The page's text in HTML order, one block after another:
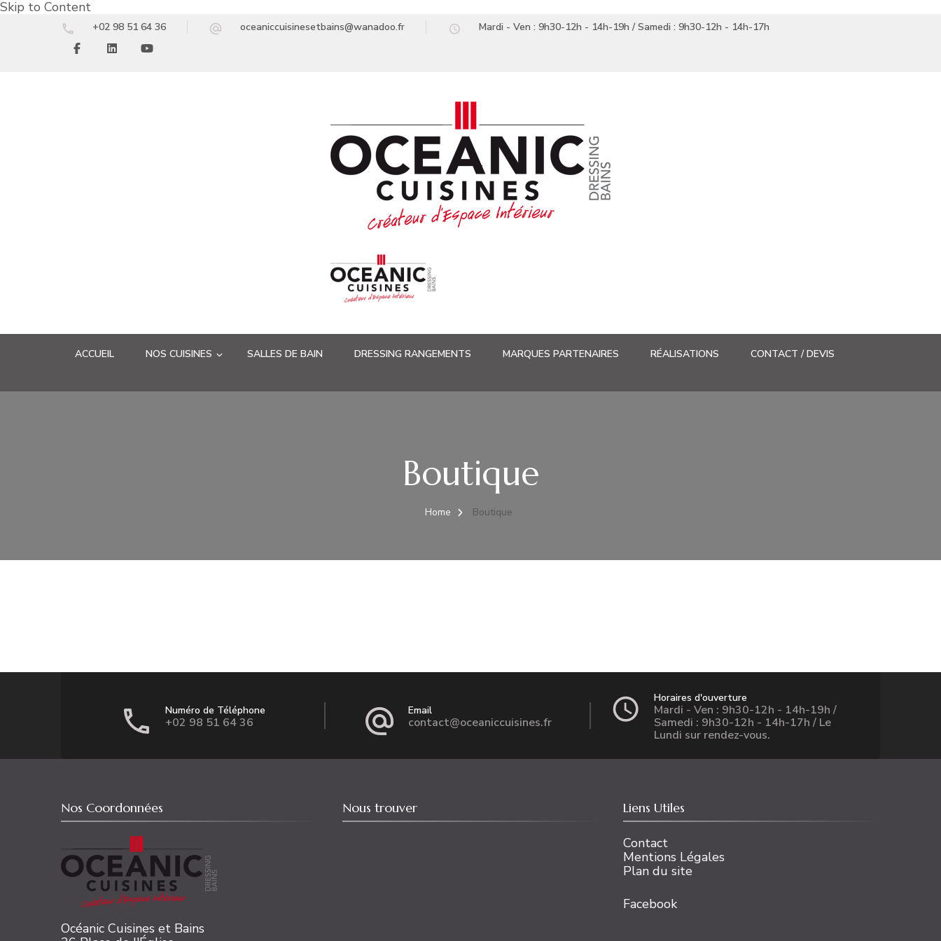
Skip to Content
+02 98 51 64 36 oceaniccuisinesetbains@wanadoo.fr Mardi - Ven : 9h30-12h - 14h-19h / Samedi : 9h30-12h - 14h-17h
Océanic Cuisines
ACCUEIL NOS CUISINES SALLES DE BAIN DRESSING RANGEMENTS MARQUES PARTENAIRES RÉALISATIONS CONTACT / DEVIS
Boutique
Home Boutique
Numéro de Téléphone
+02 98 51 64 36
Email
contact@oceaniccuisines.fr
Horaires d'ouverture
Mardi - Ven : 9h30-12h - 14h-19h /
Samedi : 9h30-12h - 14h-17h / Le
Lundi sur rendez-vous.
Nos Coordonnées
Océanic Cuisines et Bains
Nous trouver Liens Utiles
Contact
Mentions Légales
Plan du site
Facebook